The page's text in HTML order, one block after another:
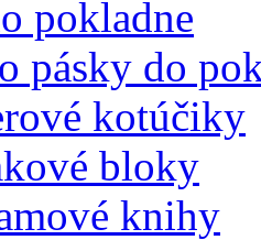
pokladne
pásky do
kotúčiky
bloky
knihy